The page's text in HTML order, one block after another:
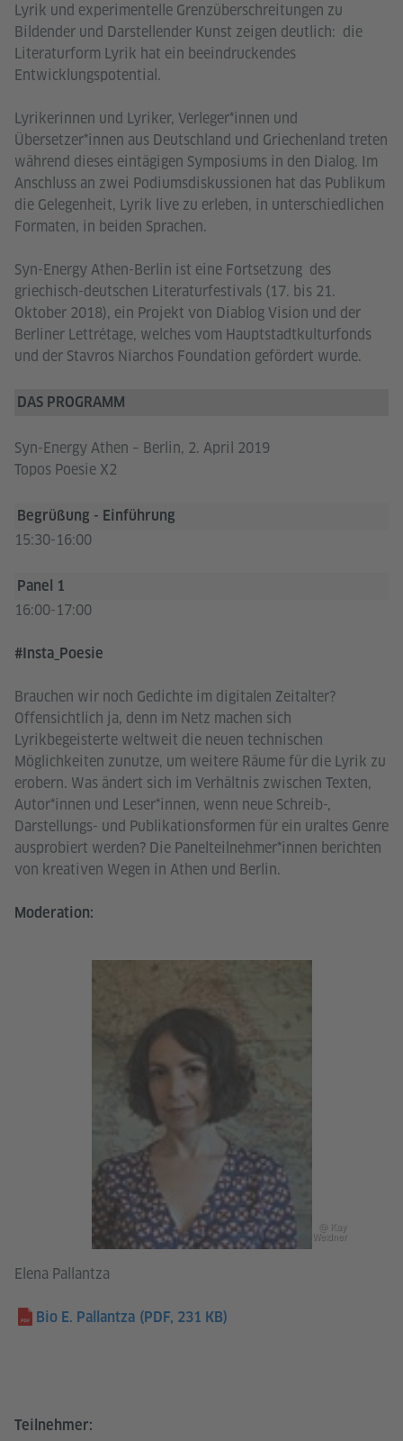
Lyrik und experimentelle Grenzüberschreitungen zu
Bildender und Darstellender Kunst zeigen deutlich: die
Literaturform Lyrik hat ein beeindruckendes
Entwicklungspotential.
Lyrikerinnen und Lyriker, Verleger*innen und
Übersetzer*innen aus Deutschland und Griechenland treten
während dieses eintägigen Symposiums in den Dialog. Im
Anschluss an zwei Podiumsdiskussionen hat das Publikum
die Gelegenheit, Lyrik live zu erleben, in unterschiedlichen
Formaten, in beiden Sprachen.
Syn-Energy Athen-Berlin ist eine Fortsetzung des
griechisch-deutschen Literaturfestivals (17. bis 21.
Oktober 2018), ein Projekt von Diablog Vision und der
Berliner Lettrétage, welches vom Hauptstadtkulturfonds
und der Stavros Niarchos Foundation gefördert wurde.
DAS PROGRAMM
Syn-Energy Athen – Berlin, 2. April 2019
Topos Poesie X2
Begrüßung - Einführung
15:30-16:00
Panel 1
16:00-17:00
#Insta_Poesie
Brauchen wir noch Gedichte im digitalen Zeitalter?
Offensichtlich ja, denn im Netz machen sich
Lyrikbegeisterte weltweit die neuen technischen
Möglichkeiten zunutze, um weitere Räume für die Lyrik zu
erobern. Was ändert sich im Verhältnis zwischen Texten,
Autor*innen und Leser*innen, wenn neue Schreib-,
Darstellungs- und Publikationsformen für ein uraltes Genre
ausprobiert werden? Die Panelteilnehmer*innen berichten
von kreativen Wegen in Athen und Berlin.
Moderation:
@ Kay
Weidner
Elena Pallantza
Bio E. Pallantza (PDF, 231 KB)
Teilnehmer: